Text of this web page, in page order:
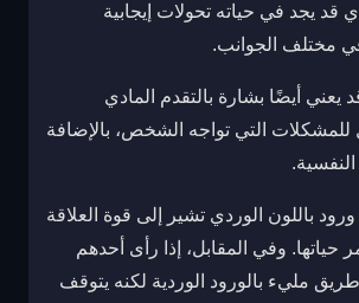
قد يجد في حياته تحولات إيجابية
مختلف الجوانب.
يعني أيضًا بشارة بالتقدم المادي
للمشكلات التي تواجه الشخص، بالإضافة
ورود باللون الوردي تشير إلى قوة العلاقة
حياتها. وفي المقابل، إذا رأى أحدهم
مليء بالورود الوردية لكنه يتوقف